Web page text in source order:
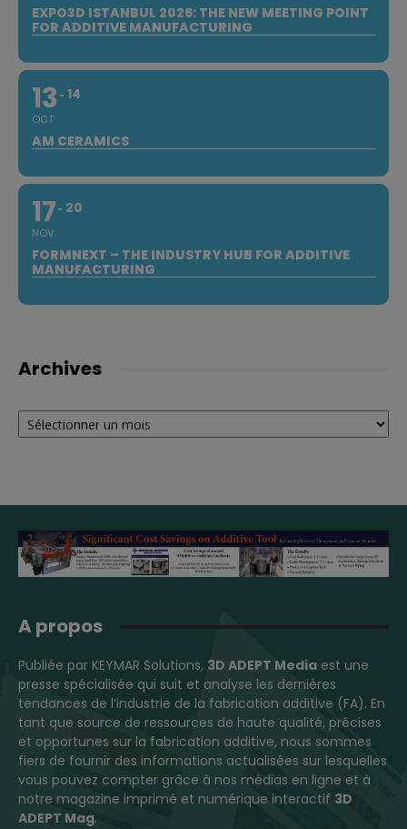
EXPO3D ISTANBUL 2026: THE NEW MEETING POINT
FOR ADDITIVE MANUFACTURING
13
OCT
14
AM CERAMICS
17
NOV
20
FORMNEXT – THE INDUSTRY HUB FOR ADDITIVE
MANUFACTURING
Archives
Archives
A propos
Publiée par KEYMAR Solutions, 3D ADEPT Media est une
presse spécialisée qui suit et analyse les dernières
tendances de l’industrie de la fabrication additive (FA). En
tant que source de ressources de haute qualité, précises
et opportunes sur la fabrication additive, nous sommes
fiers de fournir des informations actualisées sur lesquelles
vous pouvez compter grâce à nos médias en ligne et à
notre magazine imprimé et numérique interactif 3D
ADEPT Mag.